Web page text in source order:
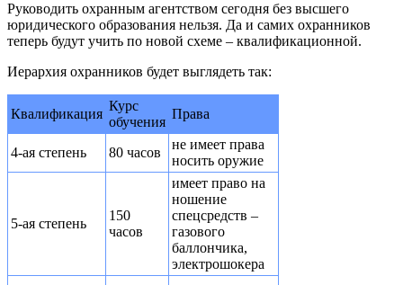
Руководить охранным агентством сегодня без высшего
юридического образования нельзя. Да и самих охранников
теперь будут учить по новой схеме – квалификационной.
Иерархия охранников будет выглядеть так:
Квалификация
Курс
обучения
Права
4-ая степень 80 часов
не имеет права
носить оружие
5-ая степень
150
часов
имеет право на
ношение
спецсредств –
газового
баллончика,
электрошокера